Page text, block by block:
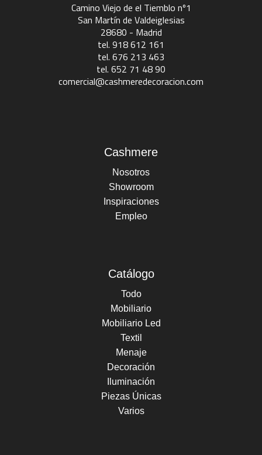
Camino Viejo de el Tiemblo nº1
San Martín de Valdeiglesias
28680 - Madrid
tel. 918 612 161
tel. 676 213 463
tel. 652 71 48 90
comercial@cashmeredecoracion.com
Cashmere
Nosotros
Showroom
Inspiraciones
Empleo
Catálogo
Todo
Mobiliario
Mobiliario Led
Textil
Menaje
Decoración
Iluminación
Piezas Únicas
Varios